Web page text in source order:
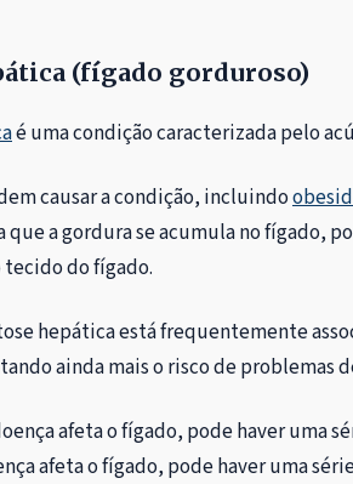
(fígado gorduroso)
é uma condição caracterizada pelo
causar a condição, incluindo
que a gordura se acumula no fígado,
tecido do fígado.
hepática está frequentemente
ainda mais o risco de problemas
afeta o fígado, pode haver uma